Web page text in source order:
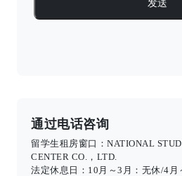
通过电话咨询
留学生租房窗口：NATIONAL
CENTER CO.，LTD.
法定休息日：10月～3月：无休/4月